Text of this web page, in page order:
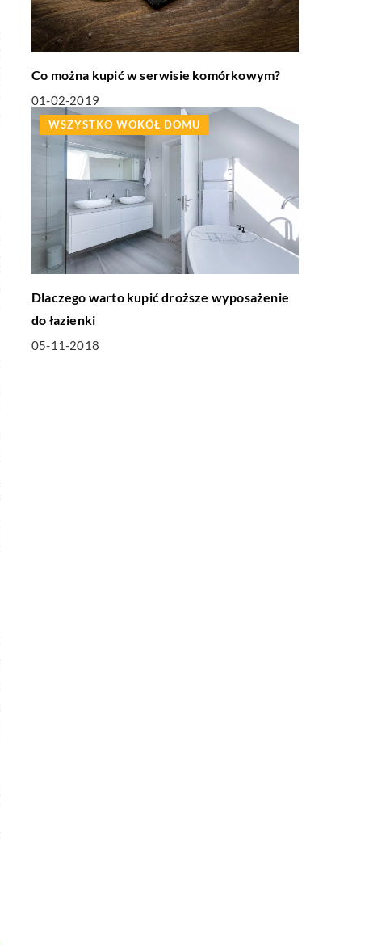
Co można kupić w serwisie komórkowym?
01-02-2019
WSZYSTKO WOKÓŁ DOMU
Dlaczego warto kupić droższe wyposażenie
do łazienki
05-11-2018